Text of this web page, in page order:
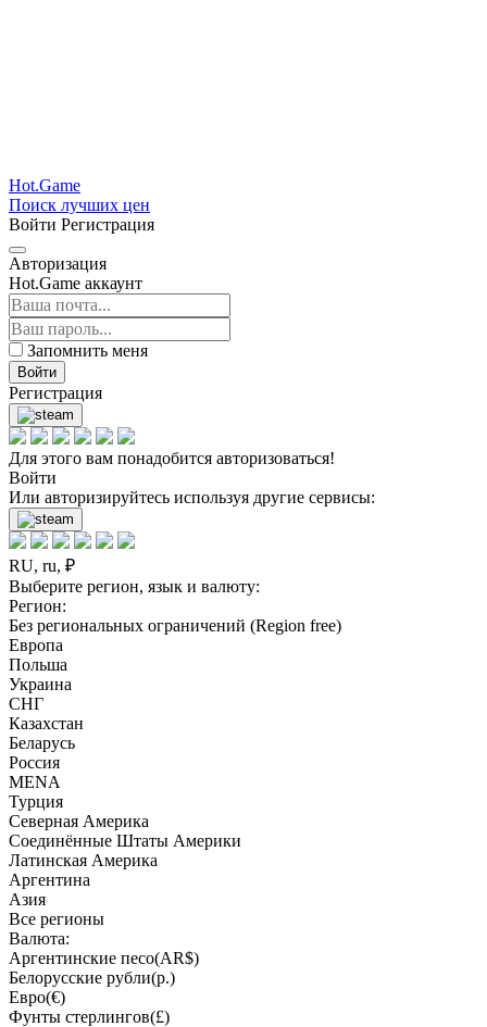
Hot.Game
Поиск лучших цен
Войти Регистрация
Авторизация
Hot.Game аккаунт
Запомнить меня
Войти
Регистрация
Для этого вам понадобится авторизоваться!
Войти
Или авторизируйтесь используя другие сервисы:
RU, ru, ₽
Выберите регион, язык и валюту:
Регион:
Без региональных ограничений (Region free)
Европа
Польша
Украина
СНГ
Казахстан
Беларусь
Россия
MENA
Турция
Северная Америка
Соединённые Штаты Америки
Латинская Америка
Аргентина
Азия
Все регионы
Валюта:
Аргентинские песо(AR$)
Белорусские рубли(р.)
Евро(€)
Фунты стерлингов(£)